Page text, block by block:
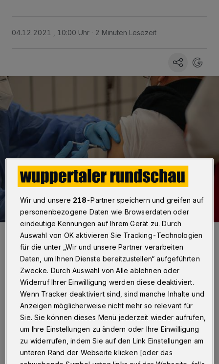
04.12.2021 , 10:00 Uhr 2 Minuten Lesezeit
Ein kleiner Pieks genügt ...
Die Weltgesundheitsorganisation (WHO) stuft
die Corona-Variante Omikron als
besorgniserregend ein. Wirken die Impfstoffe
noch?
Wir und unsere 218-Partner speichern und greifen auf
personenbezogene Daten wie Browserdaten oder
eindeutige Kennungen auf Ihrem Gerät zu. Durch
Auswahl von OK aktivieren Sie Tracking-Technologien
für die unter „Wir und unsere Partner verarbeiten
Daten, um Ihnen Dienste bereitzustellen“ aufgeführten
Zwecke. Durch Auswahl von Alle ablehnen oder
Widerruf Ihrer Einwilligung werden diese deaktiviert.
Wenn Tracker deaktiviert sind, sind manche Inhalte und
Anzeigen möglicherweise nicht mehr so relevant für
Sie. Sie können dieses Menü jederzeit wieder aufrufen,
um Ihre Einstellungen zu ändern oder Ihre Einwilligung
zu widerrufen, indem Sie auf den Link Einstellungen am
unteren Rand der Webseite klicken [oder das